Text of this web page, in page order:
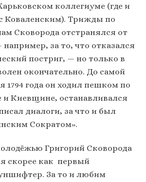
коллегиуме (где и
Коваленским). Трижды по
Сковорода отстранялся от
например, за то, что отказался
постриг, — но только в
окончательно. До самой
1794 года он ходил пешком по
Киевщине, останавливался
диалоги, за что и был
Сократом».
Григорий Сковорода
скорее как первый
За то и любим